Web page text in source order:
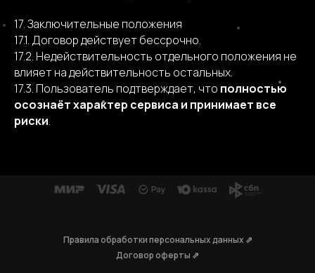
17. Заключительные положения
17.1. Договор действует бессрочно.
17.2. Недействительность отдельного положения не
влияет на действительность остальных.
17.3. Пользователь подтверждает, что полностью
осознаёт характер сервиса и принимает все
риски.
Правила обработки персональных данных ⇗
Договор оферты ⇗